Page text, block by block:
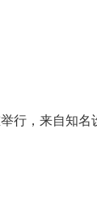
行，来自知